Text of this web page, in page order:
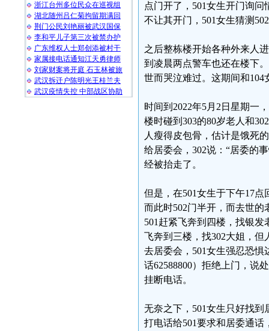
浙江台州多位民众在巡视组
湖北随州吕仁菊拘留期满回
荆门公民刘艳丽被武汉国保
李和平儿子第三次被禁办护
广东维权人士郑创添被村干
家属接电话通知江天勇律师
刘家财案将开庭 石玉林被旅
武汉拆迁户陈明光王桂兰夫
武汉疫情失控 中部战区协助
点门开了，501女生开门询
不让其开门，501女生猜测
之后整栋楼开始各种外来人
到凌晨两点警车也还在楼下
世而哭泣难过。这期间和
时间到2022年5月2日星期一
楼时碰到303的80岁老人和
人瘦得皮包骨，估计是饿死
给居委会，302说：“居委的
经被抬走了。
但是，在501女生于下午17
而此时502门半开，而去世
501赶紧飞奔到四楼，找银
飞奔到三楼，找302大姐，但
去居委会，501女生强忍恐惧
话62588800）拒绝上门，说
挂断电话。
无奈之下，501女生只好找
打电话给501要求和居委通